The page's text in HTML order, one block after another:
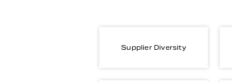
Supplier Diversity